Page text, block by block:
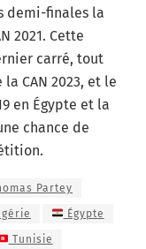
demi-finales la
2021. Cette
carré, tout
CAN 2023, et le
en Égypte et la
chance de
Partey
Égypte
Tunisie